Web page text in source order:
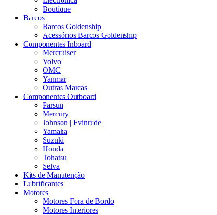
Boutique
Barcos
Barcos Goldenship
Acessórios Barcos Goldenship
Componentes Inboard
Mercruiser
Volvo
OMC
Yanmar
Outras Marcas
Componentes Outboard
Parsun
Mercury
Johnson | Evinrude
Yamaha
Suzuki
Honda
Tohatsu
Selva
Kits de Manutenção
Lubrificantes
Motores
Motores Fora de Bordo
Motores Interiores